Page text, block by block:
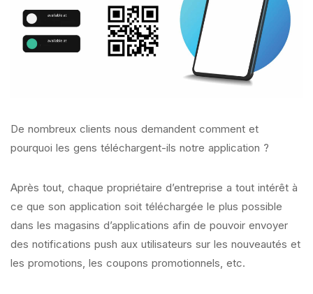
De nombreux clients nous demandent comment et
pourquoi les gens téléchargent-ils notre application ?
Après tout, chaque propriétaire d’entreprise a tout intérêt à
ce que son application soit téléchargée le plus possible
dans les magasins d’applications afin de pouvoir envoyer
des notifications push aux utilisateurs sur les nouveautés et
les promotions, les coupons promotionnels, etc.